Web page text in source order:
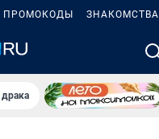
ПРОМОКОДЫ ЗНАКОМСТВА